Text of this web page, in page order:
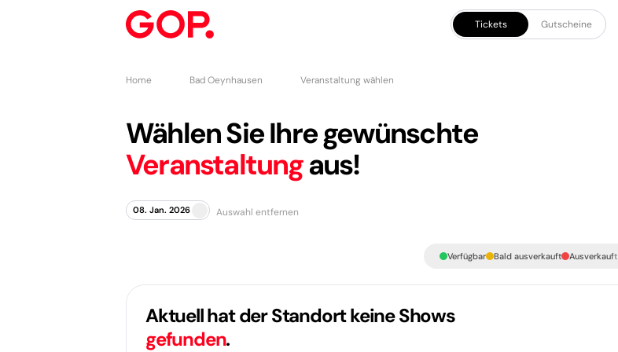
Tickets Gutscheine
Veranstaltung wählen
Bad Oeynhausen
Home
Wählen Sie Ihre gewünschte
Veranstaltungaus!
08. Jan. 2026 Auswahl entfernen
Verfügbar Bald ausverkauft Ausverkauft
Aktuell hat der Standort keine Shows
gefunden.